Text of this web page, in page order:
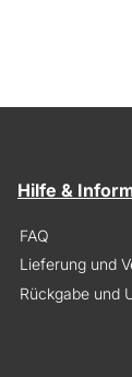
Hilfe &
FAQ
Lieferung und
Rückgabe und